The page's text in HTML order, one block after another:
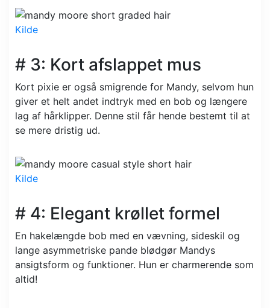
Kilde
# 3: Kort afslappet mus
Kort pixie er også smigrende for Mandy, selvom hun
giver et helt andet indtryk med en bob og længere
lag af hårklipper. Denne stil får hende bestemt til at
se mere dristig ud.
Kilde
# 4: Elegant krøllet formel
En hakelængde bob med en vævning, sideskil og
lange asymmetriske pande blødgør Mandys
ansigtsform og funktioner. Hun er charmerende som
altid!